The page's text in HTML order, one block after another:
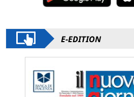
E-EDITION